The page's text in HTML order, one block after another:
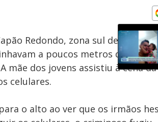
Redondo, zona sul deSão
a poucos metros de casa
mãe dos jovens assistiu à cena
celulares.
o alto ao ver que os irmãos